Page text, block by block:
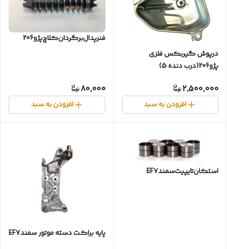
درپوش گیربکس فلزی
پژو206(درب دنده 5)
2,500,000
افزودن به سبد
فنرپدال‌برگردان‌کلاچ‌پژو206
80,000
افزودن به سبد
استکان‌تایپیت‌سمندEF7
پایه براکت دسته موتور سمندEF7